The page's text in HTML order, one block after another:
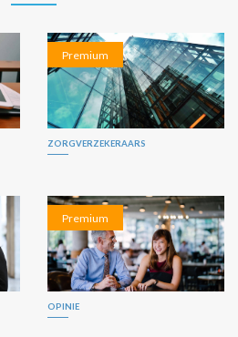
Premium
ZORGVERZEKERAARS
Premium
OPINIE